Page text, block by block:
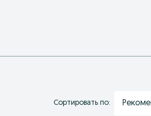
Сортировать по: